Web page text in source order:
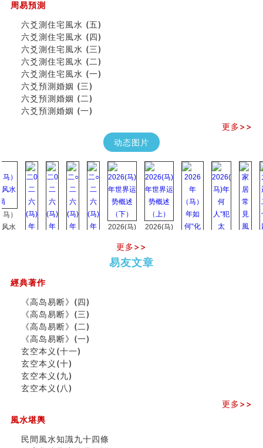
四柱八字快速直断技法
天池水
《高岛易断》(二)
创业容易成功的6种手相
算命先生都不外传的算命顺口溜
什么是到山到向？上山下水？
六爻算卦：我能面试升职吗？
《高岛易断》(一)
朱德總司命造 (名⼈⼋字淺析九）
如何给企业起名才能提高影响力
种种“面相”大剖析
同年同月同日同时同地生命运为何却完全不同？
商舖大門的風水原則 (上)
玄空本义(十一)
家居常見風水形煞及化解方法 (三)
天要下雨娘要嫁人
汽车风水
姓名字义玄机藏凶吉
玄空本义(十)
六爻占卜预测考试结果
四墓库真诠
套房風水怎麼看？ 租屋風水禁忌有哪些？搬家禁忌要注
精选1500个五行属金的字
玄空本义(九)
八字十神与坐基关系详解
人的面相看财运
六爻算卦：测腹中胎儿是男是女
周易預測
六爻測住宅風水 (五)
六爻測住宅風水 (四)
六爻測住宅風水 (三)
六爻測住宅風水 (二)
六爻測住宅風水 (一)
六爻預測婚姻 (三)
六爻預測婚姻 (二)
六爻預測婚姻 (一)
更多>>
动态图片
二0
(马)
二
二0
二
六
(马)
二
生
二○
二
六
(马)
生
二○
生
2026(马)
（下）
2026(马)
势概述
（上）
風
更多>>
易友文章
經典著作
《高岛易断》(四)
《高岛易断》(三)
《高岛易断》(二)
《高岛易断》(一)
玄空本义(十一)
玄空本义(十)
玄空本义(九)
玄空本义(八)
更多>>
風水堪輿
民間風水知識九十四條